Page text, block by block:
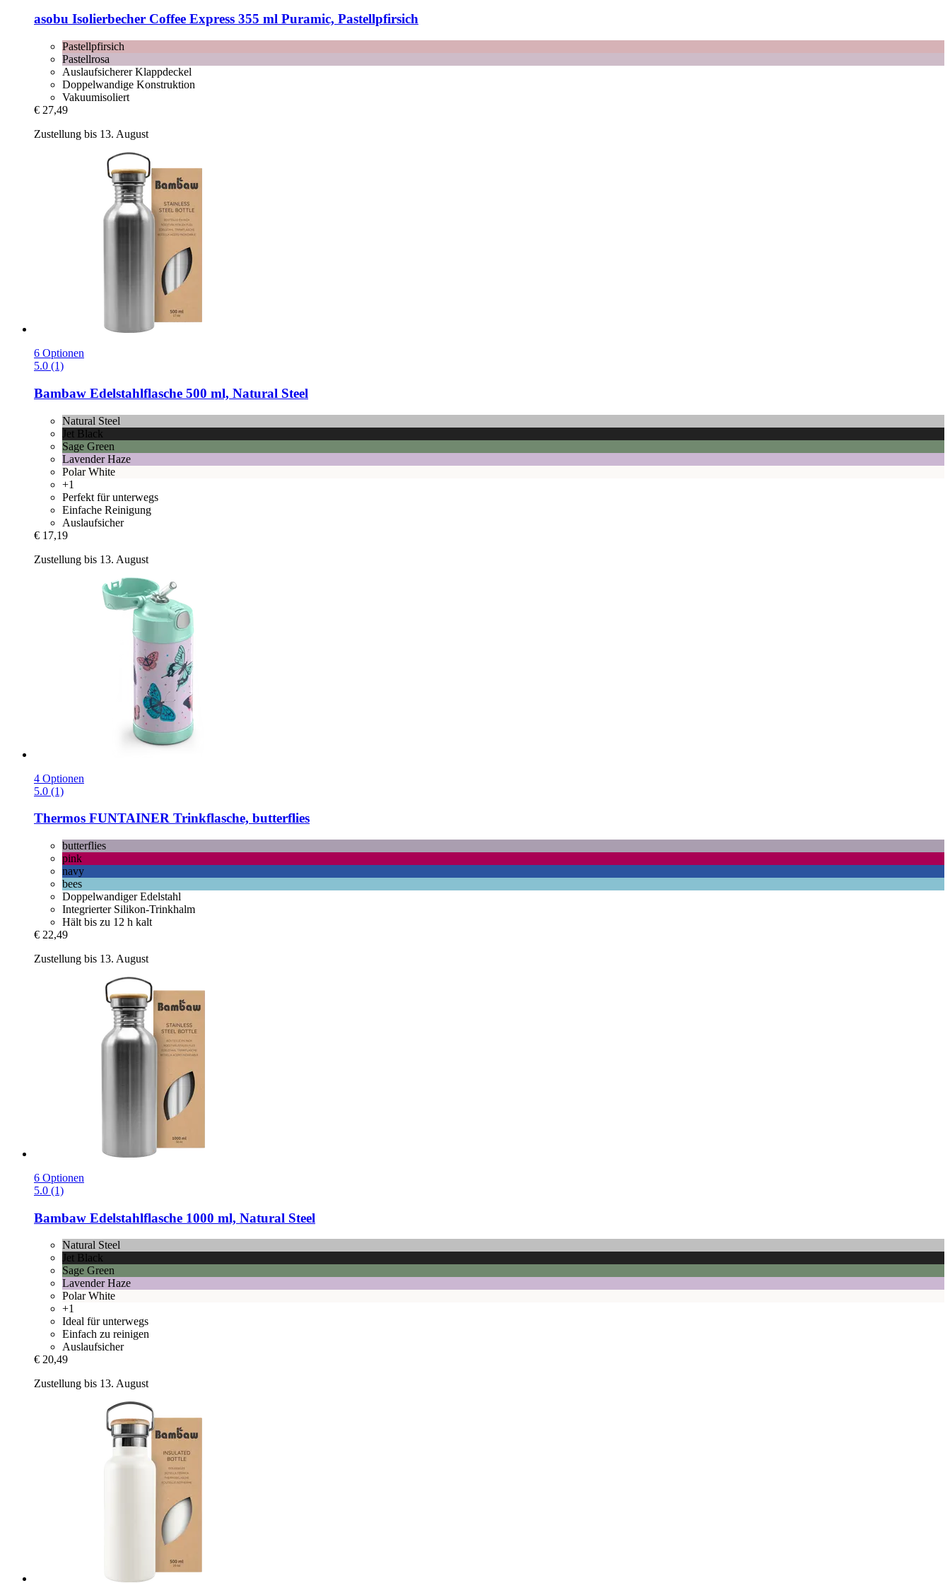
asobu Isolierbecher Coffee Express 355 ml Puramic, Pastellpfirsich
Pastellpfirsich
Pastellrosa
Auslaufsicherer Klappdeckel
Doppelwandige Konstruktion
Vakuumisoliert
€ 27,49
Zustellung bis 13. August
6 Optionen
5.0 (1)
Bambaw Edelstahlflasche 500 ml, Natural Steel
Natural Steel
Jet Black
Sage Green
Lavender Haze
Polar White
+1
Perfekt für unterwegs
Einfache Reinigung
Auslaufsicher
€ 17,19
Zustellung bis 13. August
4 Optionen
5.0 (1)
Thermos FUNTAINER Trinkflasche, butterflies
butterflies
pink
navy
bees
Doppelwandiger Edelstahl
Integrierter Silikon-Trinkhalm
Hält bis zu 12 h kalt
€ 22,49
Zustellung bis 13. August
6 Optionen
5.0 (1)
Bambaw Edelstahlflasche 1000 ml, Natural Steel
Natural Steel
Jet Black
Sage Green
Lavender Haze
Polar White
+1
Ideal für unterwegs
Einfach zu reinigen
Auslaufsicher
€ 20,49
Zustellung bis 13. August